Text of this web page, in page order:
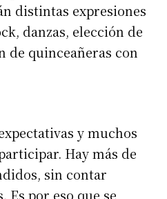
distintas expresiones
danzas, elección de
de quinceañeras con
y muchos
Hay más de
sin contar
Es por eso que se